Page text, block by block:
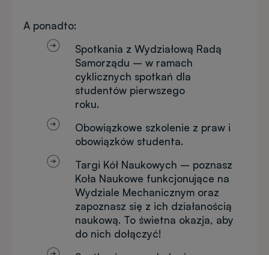
A ponadto:
Spotkania z Wydziałową Radą
Samorządu – w ramach
cyklicznych spotkań dla
studentów pierwszego
roku.
Obowiązkowe szkolenie z praw i
obowiązków studenta.
Targi Kół Naukowych – poznasz
Koła Naukowe funkcjonujące na
Wydziale Mechanicznym oraz
zapoznasz się z ich działanością
naukową. To świetna okazja, aby
do nich dołączyć!